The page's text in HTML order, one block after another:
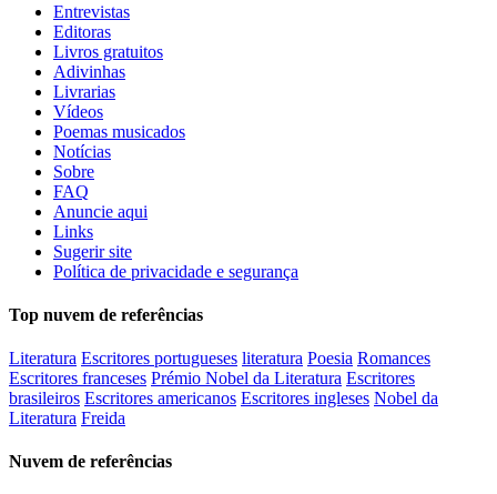
Entrevistas
Editoras
Livros gratuitos
Adivinhas
Livrarias
Vídeos
Poemas musicados
Notícias
Sobre
FAQ
Anuncie aqui
Links
Sugerir site
Política de privacidade e segurança
Top nuvem de referências
Literatura Escritores portugueses literatura Poesia Romances
Escritores franceses Prémio Nobel da Literatura Escritores
brasileiros Escritores americanos Escritores ingleses Nobel da
Literatura Freida
Nuvem de referências